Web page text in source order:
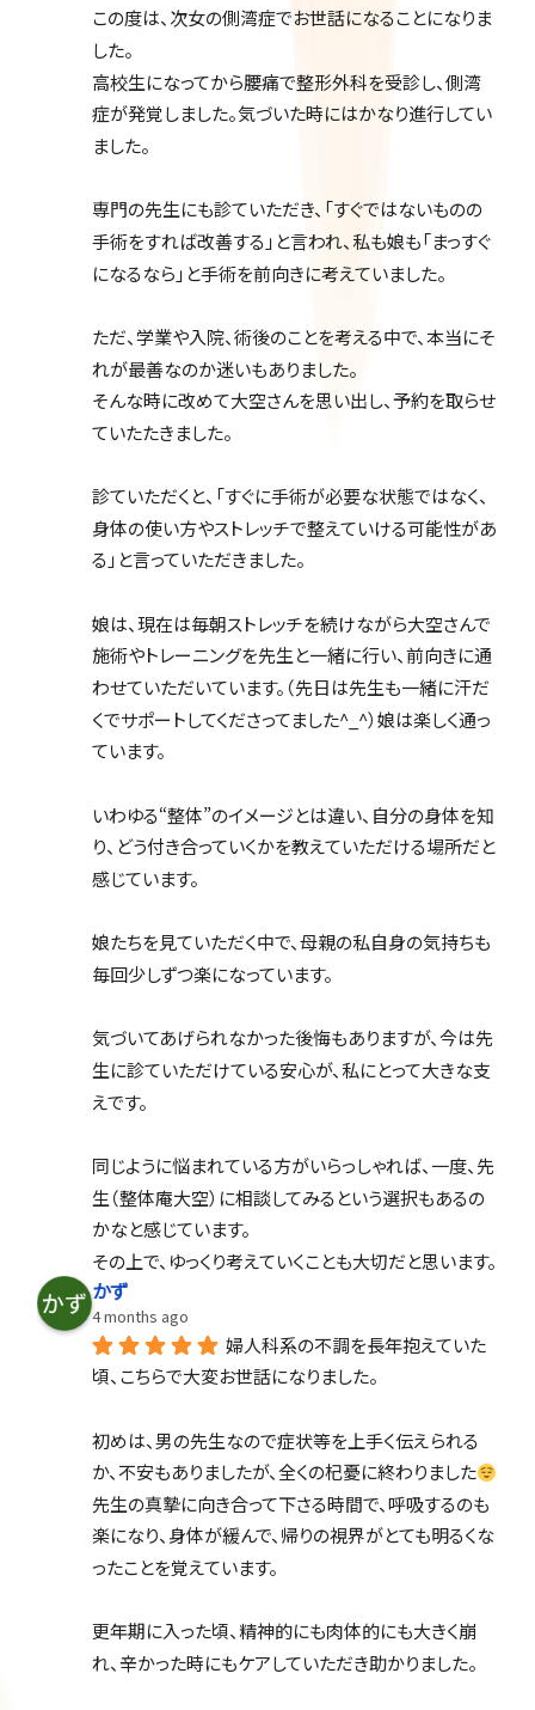
この度は、次女の側湾症でお世話になることになりま
した。
高校生になってから腰痛で整形外科を受診し、側湾
症が発覚しました。気づいた時にはかなり進行してい
ました。
専門の先生にも診ていただき、「すぐではないものの
手術をすれば改善する」と言われ、私も娘も「まっすぐ
になるなら」と手術を前向きに考えていました。
ただ、学業や入院、術後のことを考える中で、本当にそ
れが最善なのか迷いもありました。
そんな時に改めて大空さんを思い出し、予約を取らせ
ていたたきました。
診ていただくと、「すぐに手術が必要な状態ではなく、
身体の使い方やストレッチで整えていける可能性があ
る」と言っていただきました。
娘は、現在は毎朝ストレッチを続けながら大空さんで
施術やトレーニングを先生と一緒に行い、前向きに通
わせていただいています。（先日は先生も一緒に汗だ
くでサポートしてくださってました^_^）娘は楽しく通っ
ています。
いわゆる“整体”のイメージとは違い、自分の身体を知
り、どう付き合っていくかを教えていただける場所だと
感じています。
娘たちを見ていただく中で、母親の私自身の気持ちも
毎回少しずつ楽になっています。
気づいてあげられなかった後悔もありますが、今は先
生に診ていただけている安心が、私にとって大きな支
えです。
同じように悩まれている方がいらっしゃれば、一度、先
生（整体庵大空）に相談してみるという選択もあるの
かなと感じています。
その上で、ゆっくり考えていくことも大切だと思います。
かず
4 months ago
婦人科系の不調を長年抱えていた
頃、こちらで大変お世話になりました。
初めは、男の先生なので症状等を上手く伝えられる
か、不安もありましたが、全くの杞憂に終わりました
先生の真摯に向き合って下さる時間で、呼吸するのも
楽になり、身体が緩んで、帰りの視界がとても明るくな
ったことを覚えています。
更年期に入った頃、精神的にも肉体的にも大きく崩
れ、辛かった時にもケアしていただき助かりました。